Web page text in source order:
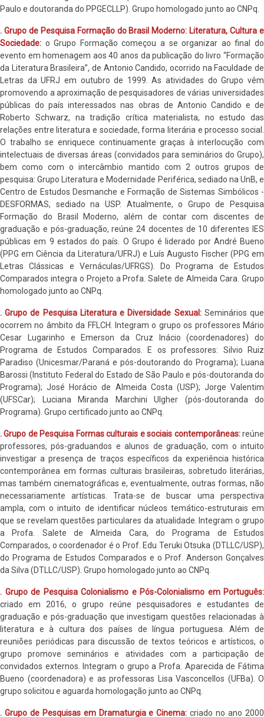
Paulo e doutoranda do PPGECLLP). Grupo homologado junto ao CNPq.
. Grupo de Pesquisa Formação do Brasil Moderno: Literatura, Cultura e
Sociedade: o Grupo Formação começou a se organizar ao final do
evento em homenagem aos 40 anos da publicação do livro “Formação
da Literatura Brasileira”, de Antonio Candido, ocorrido na Faculdade de
Letras da UFRJ em outubro de 1999. As atividades do Grupo vêm
promovendo a aproximação de pesquisadores de várias universidades
públicas do país interessados nas obras de Antonio Candido e de
Roberto Schwarz, na tradição crítica materialista, no estudo das
relações entre literatura e sociedade, forma literária e processo social.
O trabalho se enriquece continuamente graças à interlocução com
intelectuais de diversas áreas (convidados para seminários do Grupo),
bem como com o intercâmbio mantido com 2 outros grupos de
pesquisa: Grupo Literatura e Modernidade Periférica, sediado na UnB, e
Centro de Estudos Desmanche e Formação de Sistemas Simbólicos -
DESFORMAS, sediado na USP. Atualmente, o Grupo de Pesquisa
Formação do Brasil Moderno, além de contar com discentes de
graduação e pós-graduação, reúne 24 docentes de 10 diferentes IES
públicas em 9 estados do país. O Grupo é liderado por André Bueno
(PPG em Ciência da Literatura/UFRJ) e Luís Augusto Fischer (PPG em
Letras Clássicas e Vernáculas/UFRGS). Do Programa de Estudos
Comparados integra o Projeto a Profa. Salete de Almeida Cara. Grupo
homologado junto ao CNPq.
. Grupo de Pesquisa Literatura e Diversidade Sexual:Seminários que
ocorrem no âmbito da FFLCH. Integram o grupo os professores Mário
Cesar Lugarinho e Emerson da Cruz Inácio (coordenadores) do
Programa de Estudos Comparados. E os professores: Silvio Ruiz
Paradiso (Unicesmar/Paraná e pós-doutorando do Programa); Luana
Barossi (Instituto Federal do Estado de São Paulo e pós-doutoranda do
Programa); José Horácio de Almeida Costa (USP); Jorge Valentim
(UFSCar); Luciana Miranda Marchini Ulgher (pós-doutoranda do
Programa). Grupo certificado junto ao CNPq.
. Grupo de Pesquisa Formas culturais e sociais contemporâneas:reúne
professores, pós-graduandos e alunos de graduação, com o intuito
investigar a presença de traços específicos da experiência histórica
contemporânea em formas culturais brasileiras, sobretudo literárias,
mas também cinematográficas e, eventualmente, outras formas, não
necessariamente artísticas. Trata-se de buscar uma perspectiva
ampla, com o intuito de identificar núcleos temático-estruturais em
que se revelam questões particulares da atualidade. Integram o grupo
a Profa. Salete de Almeida Cara, do Programa de Estudos
Comparados, o coordenador é o Prof. Edu Teruki Otsuka (DTLLC/USP),
do Programa de Estudos Comparados e o Prof. Anderson Gonçalves
da Silva (DTLLC/USP). Grupo homologado junto ao CNPq.
. Grupo de Pesquisa Colonialismo e Pós-Colonialismo em Português:
criado em 2016, o grupo reúne pesquisadores e estudantes de
graduação e pós-graduação que investigam questões relacionadas à
literatura e à cultura dos países de língua portuguesa. Além de
reuniões periódicas para discussão de textos teóricos e artísticos, o
grupo promove seminários e atividades com a participação de
convidados externos. Integram o grupo a Profa. Aparecida de Fátima
Bueno (coordenadora) e as professoras Lisa Vasconcellos (UFBa). O
grupo solicitou e aguarda homologação junto ao CNPq.
. Grupo de Pesquisas em Dramaturgia e Cinema:criado no ano 2000